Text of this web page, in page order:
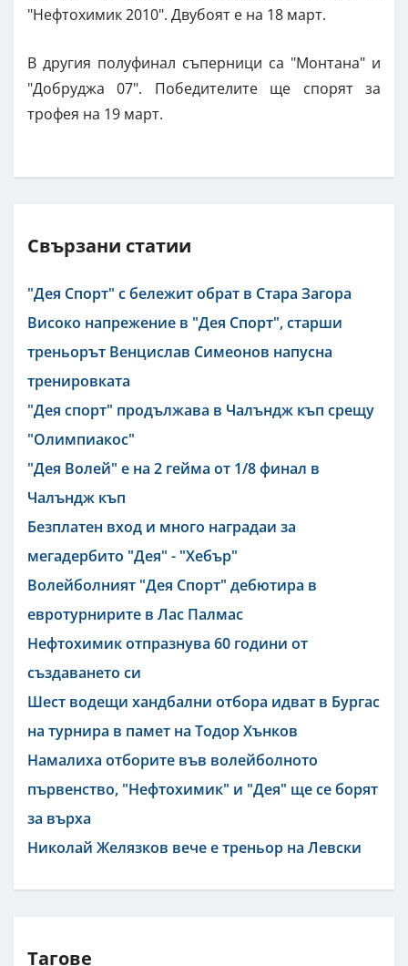
"Нефтохимик 2010". Двубоят е на 18 март.
В другия полуфинал съперници са "Монтана" и
"Добруджа 07". Победителите ще спорят за
трофея на 19 март.
Свързани статии
"Дея Спорт" с бележит обрат в Стара Загора
Високо напрежение в "Дея Спорт", старши
треньорът Венцислав Симеонов напусна
тренировката
"Дея спорт" продължава в Чалъндж къп срещу
"Олимпиакос"
"Дея Волей" е на 2 гейма от 1/8 финал в
Чалъндж къп
Безплатен вход и много наградаи за
мегадербито "Дея" - "Хебър"
Волейболният "Дея Спорт" дебютира в
евротурнирите в Лас Палмас
Нефтохимик отпразнува 60 години от
създаването си
Шест водещи хандбални отбора идват в Бургас
на турнира в памет на Тодор Хънков
Намалиха отборите във волейболното
първенство, "Нефтохимик" и "Дея" ще се борят
за върха
Николай Желязков вече е треньор на Левски
Тагове